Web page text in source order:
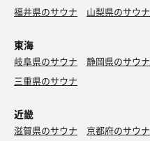
福井県のサウナ
山梨県のサウナ
東海
岐阜県のサウナ 静岡県のサウナ
三重県のサウナ
近畿
滋賀県のサウナ 京都府のサウナ